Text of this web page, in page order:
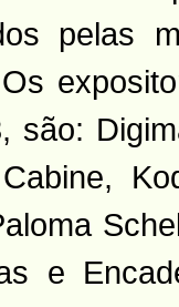
pelas
são:
e